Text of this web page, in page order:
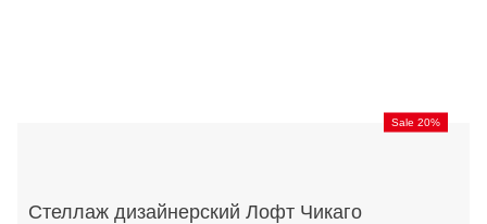
Sale 20%
Стеллаж дизайнерский Лофт Чикаго